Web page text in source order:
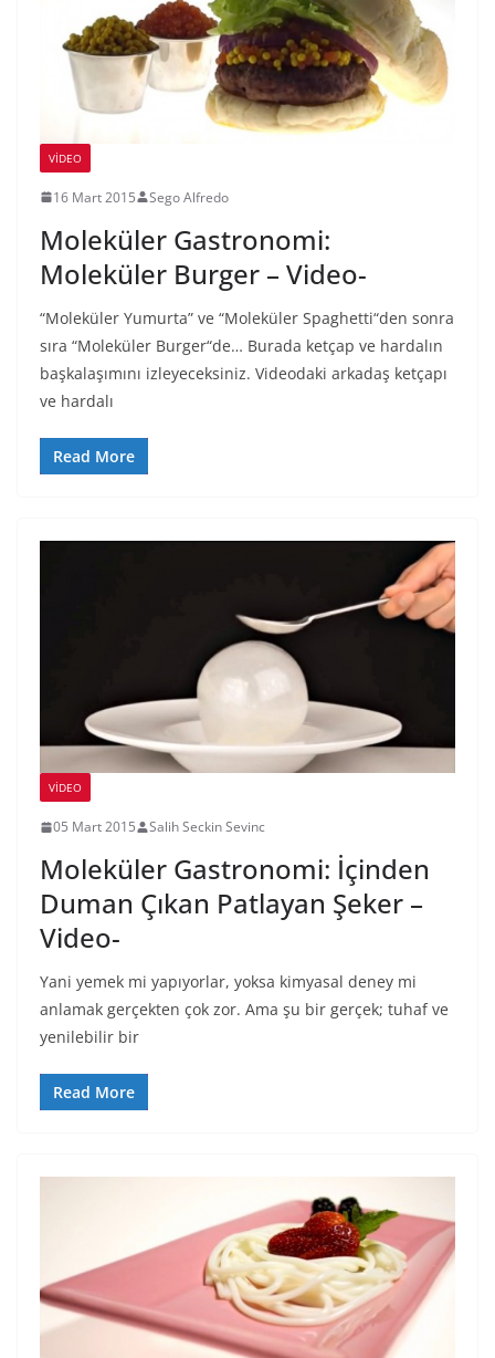
VIDEO
16 Mart 2015 Sego Alfredo
Moleküler Gastronomi:
Moleküler Burger – Video-
“Moleküler Yumurta” ve “Moleküler Spaghetti“den sonra
sıra “Moleküler Burger“de… Burada ketçap ve hardalın
başkalaşımını izleyeceksiniz. Videodaki arkadaş ketçapı
ve hardalı
Read More
VIDEO
05 Mart 2015 Salih Seckin Sevinc
Moleküler Gastronomi: İçinden
Duman Çıkan Patlayan Şeker –
Video-
Yani yemek mi yapıyorlar, yoksa kimyasal deney mi
anlamak gerçekten çok zor. Ama şu bir gerçek; tuhaf ve
yenilebilir bir
Read More